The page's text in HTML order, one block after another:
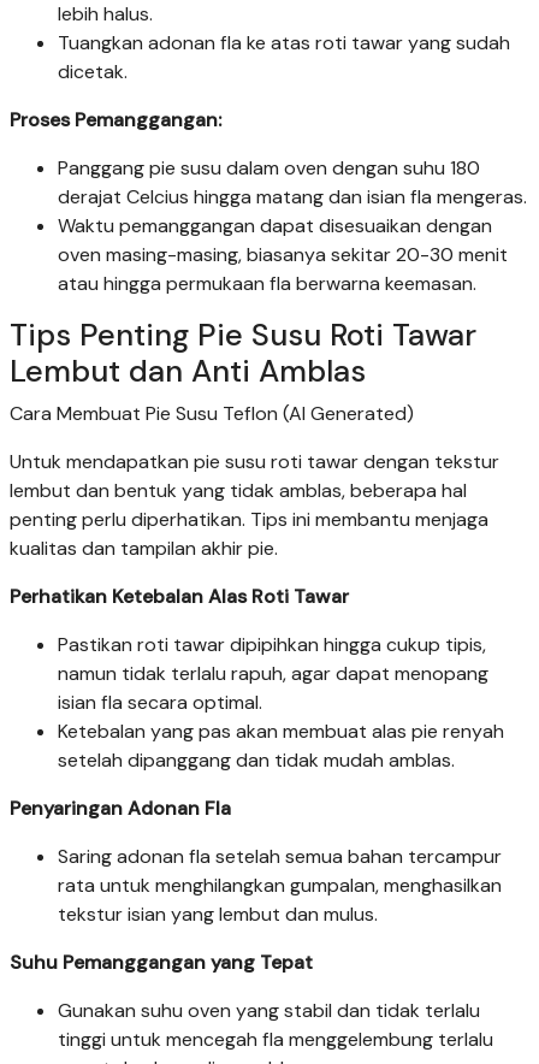
lebih halus.
Tuangkan adonan fla ke atas roti tawar yang sudah
dicetak.
Proses Pemanggangan:
Panggang pie susu dalam oven dengan suhu 180
derajat Celcius hingga matang dan isian fla mengeras.
Waktu pemanggangan dapat disesuaikan dengan
oven masing-masing, biasanya sekitar 20-30 menit
atau hingga permukaan fla berwarna keemasan.
Tips Penting Pie Susu Roti Tawar
Lembut dan Anti Amblas
Cara Membuat Pie Susu Teflon (AI Generated)
Untuk mendapatkan pie susu roti tawar dengan tekstur
lembut dan bentuk yang tidak amblas, beberapa hal
penting perlu diperhatikan. Tips ini membantu menjaga
kualitas dan tampilan akhir pie.
Perhatikan Ketebalan Alas Roti Tawar
Pastikan roti tawar dipipihkan hingga cukup tipis,
namun tidak terlalu rapuh, agar dapat menopang
isian fla secara optimal.
Ketebalan yang pas akan membuat alas pie renyah
setelah dipanggang dan tidak mudah amblas.
Penyaringan Adonan Fla
Saring adonan fla setelah semua bahan tercampur
rata untuk menghilangkan gumpalan, menghasilkan
tekstur isian yang lembut dan mulus.
Suhu Pemanggangan yang Tepat
Gunakan suhu oven yang stabil dan tidak terlalu
tinggi untuk mencegah fla menggelembung terlalu